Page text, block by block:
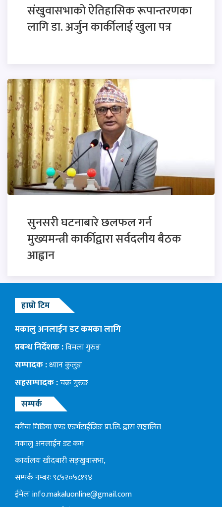
संखुवासभाको ऐतिहासिक रूपान्तरणका
लागि डा. अर्जुन कार्कीलाई खुला पत्र
सुनसरी घटनाबारे छलफल गर्न
मुख्यमन्त्री कार्कीद्वारा सर्वदलीय बैठक
आह्वान
हाम्रो टिम
मकालु अनलाईन डट कमका लागि
प्रबन्ध निर्देशक :विमला गुरुङ
सम्पादक :ध्यान कुलुङ
सहसम्पादक :चक्र गुरुङ
सम्पर्क
बगैंचा मिडिया एण्ड एडर्भटाईजिङ प्रा.लि. द्वारा सञ्चालित
मकालु अनलाईन डट कम
कार्यालयः खाँदबारी सङ्खुवासभा,
सम्पर्क नम्बरः ९८५२०५८१९४
ईमेलःinfo.makaluonline@gmail.com